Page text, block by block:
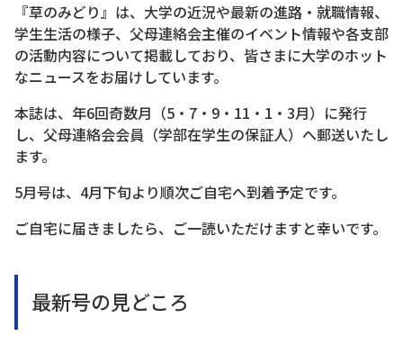
『草のみどり』は、大学の近況や最新の進路・就職情報、
学生生活の様子、父母連絡会主催のイベント情報や各支部
の活動内容について掲載しており、皆さまに大学のホット
なニュースをお届けしています。
本誌は、年6回奇数月（5・7・9・11・1・3月）に発行
し、父母連絡会会員（学部在学生の保証人）へ郵送いたし
ます。
5月号は、4月下旬より順次ご自宅へ到着予定です。
ご自宅に届きましたら、ご一読いただけますと幸いです。
最新号の見どころ